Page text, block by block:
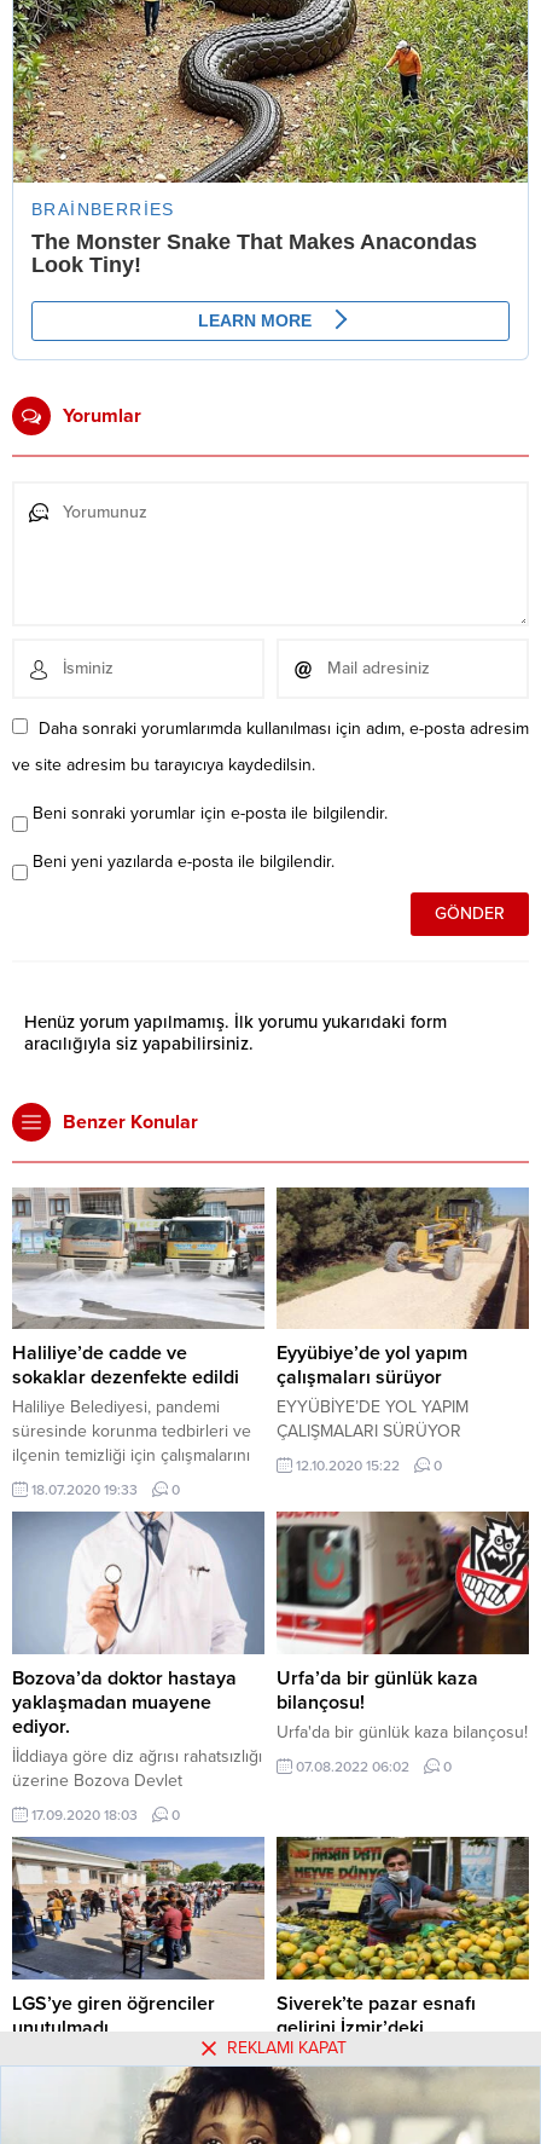
Yorumlar
Daha sonraki yorumlarımda kullanılması için adım, e-posta adresim
ve site adresim bu tarayıcıya kaydedilsin.
Beni sonraki yorumlar için e-posta ile bilgilendir.
Beni yeni yazılarda e-posta ile bilgilendir.
Henüz yorum yapılmamış. İlk yorumu yukarıdaki form
aracılığıyla siz yapabilirsiniz.
Benzer Konular
Haliliye’de cadde ve
sokaklar dezenfekte edildi
Haliliye Belediyesi, pandemi
süresinde korunma tedbirleri ve
ilçenin temizliği için çalışmalarını
sürdürüyor.
18.07.2020 19:33 0
Eyyübiye’de yol yapım
çalışmaları sürüyor
EYYÜBİYE’DE YOL YAPIM
ÇALIŞMALARI SÜRÜYOR
12.10.2020 15:22 0
Bozova’da doktor hastaya
yaklaşmadan muayene
ediyor.
İİddiaya göre diz ağrısı rahatsızlığı
üzerine Bozova Devlet
Hastanesi'ne giden R. Y uzaktan
muayene edildi.R.Y'nin kızı
doktorun babasına beş metreden
fazla yaklaşmadığını uzaktan
gözle muayene ettiğini dile
getirdi.
17.09.2020 18:03 0
Urfa’da bir günlük kaza
bilançosu!
Urfa'da bir günlük kaza bilançosu!
07.08.2022 06:02 0
LGS’ye giren öğrenciler
unutulmadı
sınavına giren öğrenci ve velilere
su ikramında bulundu.
20.06.2020 14:25 0
Siverek’te pazar esnafı
gelirini İzmir’deki
depremzedelere bağışladı
PAZARCI ESNAFI BİR GÜNLÜK
GELİRİNİ İZMİR
DEPREMZEDELERİNE BAĞIŞLADI
31.10.2020 14:11 0
REKLAMI KAPAT